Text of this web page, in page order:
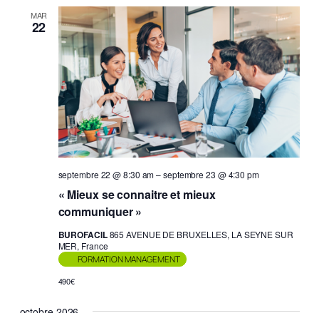
MAR
22
« Mieux se connaitre et mieux
communiquer »
septembre 22 @ 8:30 am–septembre 23 @ 4:30 pm
BUROFACIL865 AVENUE DE BRUXELLES, LA SEYNE SUR
MER, France
FORMATION MANAGEMENT
490€